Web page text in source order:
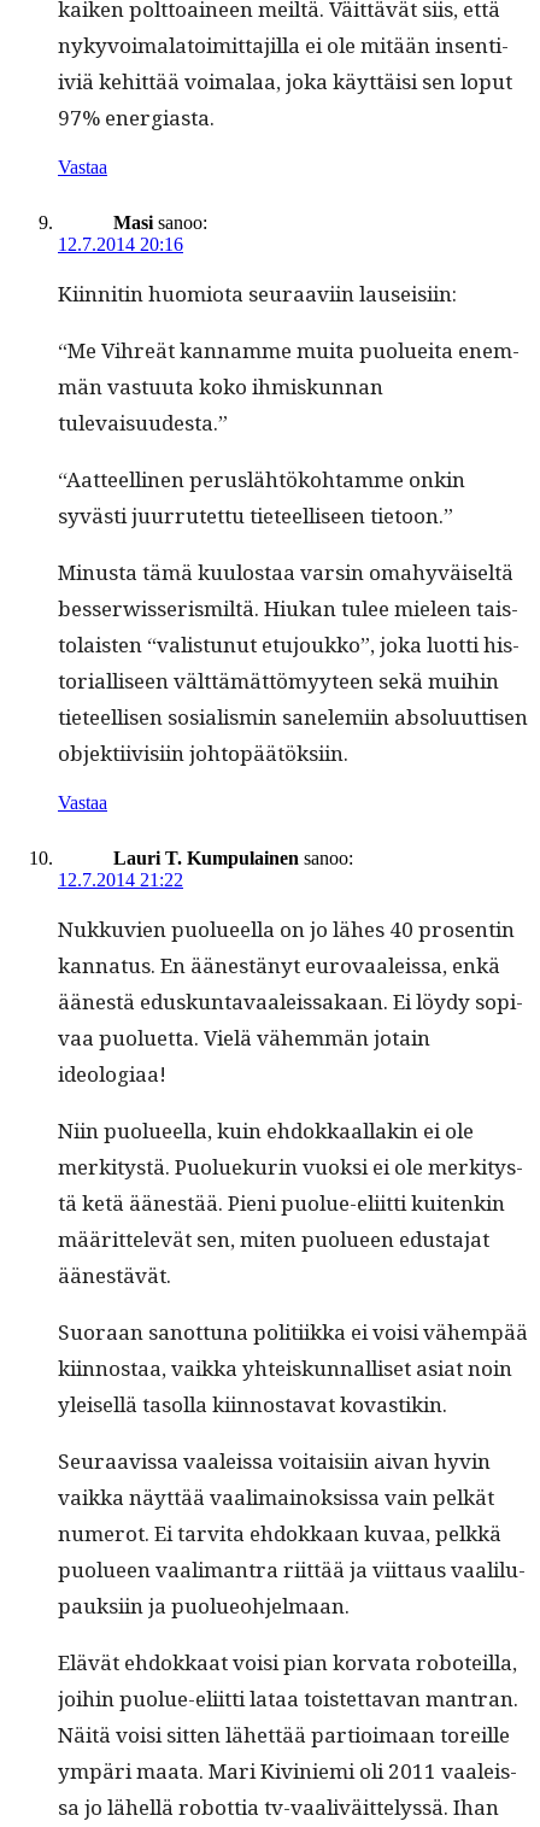
kaiken polt­toaineen meiltä. Väit­tävät siis, että
nykyvoimala­toimit­ta­jil­la ei ole mitään insen­ti­
iviä kehit­tää voimalaa, joka käyt­täisi sen lop­ut
97% energiasta.
Vastaa
Masi sanoo:
12.7.2014 20:16
Kiin­nitin huomio­ta seu­raavi­in lauseisiin:
“Me Vihreät kan­namme mui­ta puoluei­ta enem­
män vas­tu­u­ta koko ihmiskun­nan
tulevaisuudesta.”
“Aat­teelli­nen perus­lähtöko­htamme onkin
syvästi juur­rutet­tu tieteel­liseen tietoon.”
Minus­ta tämä kuu­lostaa varsin omahyväiseltä
besser­wis­seris­miltä. Hiukan tulee mieleen tais­
to­lais­ten “val­is­tunut etu­joukko”, joka luot­ti his­
to­ri­al­liseen vält­tämät­tömyy­teen sekä mui­hin
tieteel­lisen sosial­is­min sanelemi­in absolu­ut­tisen
objek­ti­ivisi­in johtopäätöksiin.
Vastaa
Lauri T. Kumpulainen sanoo:
12.7.2014 21:22
Nukku­vien puolueel­la on jo läh­es 40 pros­entin
kan­na­tus. En äänestänyt eurovaaleis­sa, enkä
äänestä eduskun­tavaaleis­sakaan. Ei löy­dy sopi­
vaa puoluet­ta. Vielä vähem­män jotain
ideologiaa!
Niin puolueel­la, kuin ehdokkaal­lakin ei ole
merk­i­tys­tä. Puoluekurin vuok­si ei ole merk­i­tys­
tä ketä äänestää. Pieni puolue-eli­it­ti kuitenkin
määrit­televät sen, miten puolueen edus­ta­jat
äänestävät.
Suo­raan san­ot­tuna poli­ti­ik­ka ei voisi vähempää
kiin­nos­taa, vaik­ka yhteiskun­nal­liset asi­at noin
yleisel­lä tasol­la kiin­nos­ta­vat kovastikin.
Seu­raavis­sa vaaleis­sa voitaisi­in aivan hyvin
vaik­ka näyt­tää vaal­i­main­ok­sis­sa vain pelkät
numerot. Ei tarvi­ta ehdokkaan kuvaa, pelkkä
puolueen vaal­i­mantra riit­tää ja viit­taus vaalilu­
pauk­si­in ja puolueohjelmaan.
Elävät ehdokkaat voisi pian kor­va­ta robot­eil­la,
joi­hin puolue-eli­it­ti lataa tois­tet­ta­van mantran.
Näitä voisi sit­ten lähet­tää par­tioimaan tor­eille
ympäri maa­ta. Mari Kivinie­mi oli 2011 vaaleis­
sa jo lähel­lä robot­tia tv-vaaliväit­telyssä. Ihan